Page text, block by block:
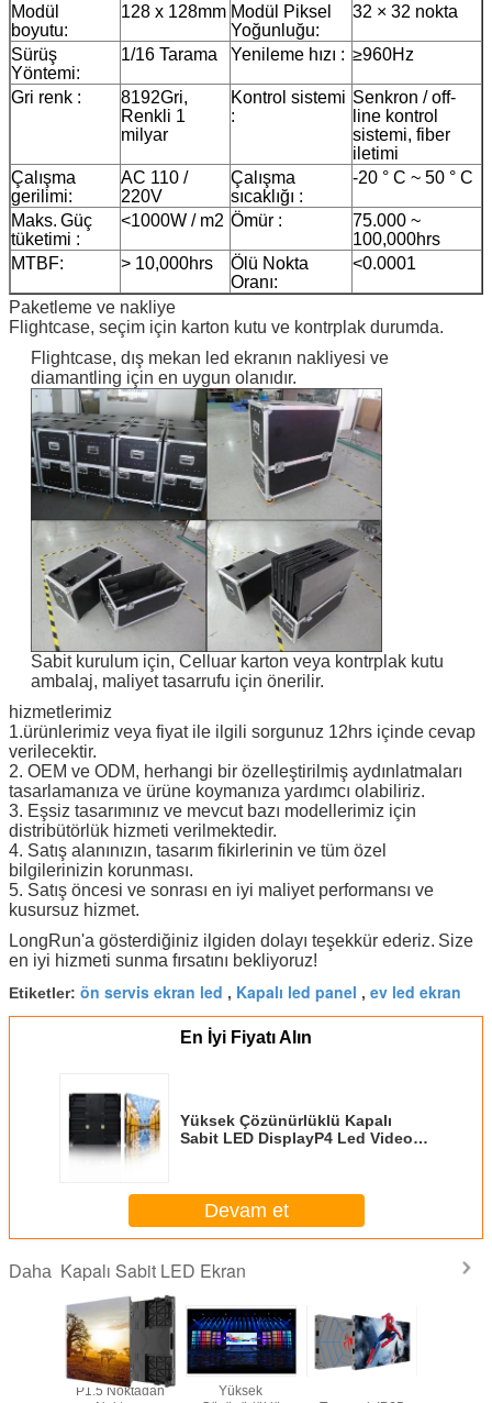
Modül
boyutu:
128 x 128mm Modül Piksel
Yoğunluğu:
32 × 32 nokta
Sürüş
Yöntemi:
1/16 Tarama Yenileme hızı : ≥960Hz
Gri renk :
8192Gri,
Renkli 1
milyar
Kontrol sistemi
:
Senkron / off-
line kontrol
sistemi, fiber
iletimi
Çalışma
gerilimi:
AC 110 /
220V
Çalışma
sıcaklığı :
-20 ° C ~ 50 ° C
Maks. Güç
tüketimi :
<1000W / m2 Ömür :
75.000 ~
100,000hrs
MTBF:
> 10,000hrs
Ölü Nokta
Oranı:
<0.0001
Paketleme ve nakliye
Flightcase, seçim için karton kutu ve kontrplak durumda.
Flightcase, dış mekan led ekranın nakliyesi ve
diamantling için en uygun olanıdır.
Sabit kurulum için, Celluar karton veya kontrplak kutu
ambalaj, maliyet tasarrufu için önerilir.
hizmetlerimiz
1.ürünlerimiz veya fiyat ile ilgili sorgunuz 12hrs içinde cevap
verilecektir.
2. OEM ve ODM, herhangi bir özelleştirilmiş aydınlatmaları
tasarlamanıza ve ürüne koymanıza yardımcı olabiliriz.
3. Eşsiz tasarımınız ve mevcut bazı modellerimiz için
distribütörlük hizmeti verilmektedir.
4. Satış alanınızın, tasarım fikirlerinin ve tüm özel
bilgilerinizin korunması.
5. Satış öncesi ve sonrası en iyi maliyet performansı ve
kusursuz hizmet.
LongRun'a gösterdiğiniz ilgiden dolayı teşekkür ederiz. Size
en iyi hizmeti sunma fırsatını bekliyoruz!
Etiketler: ön servis ekran led , Kapalı led panel , ev led ekran
En İyi Fiyatı Alın
Yüksek Çözünürlüklü Kapalı
Sabit LED DisplayP4 Led Video
Devam et
Daha Kapalı Sabit LED Ekran
P1.5 Noktadan
Yüksek